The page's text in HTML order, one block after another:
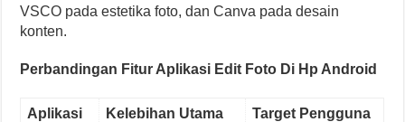
VSCO pada estetika foto, dan Canva pada desain
konten.
Perbandingan Fitur Aplikasi Edit Foto Di Hp Android
Aplikasi Kelebihan Utama Target Pengguna